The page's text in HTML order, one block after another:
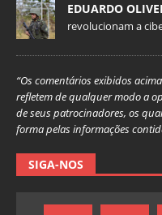
EDUARDO
revolucionam a
“Os comentários exibidos
refletem de qualquer modo a
de seus patrocinadores, os
forma pelas informações
SIGA-NOS